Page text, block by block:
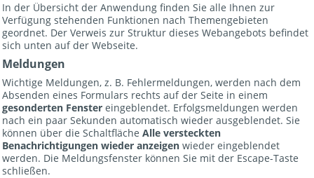
In der Übersicht der Anwendung finden Sie alle Ihnen zur
Verfügung stehenden Funktionen nach Themengebieten
geordnet. Der Verweis zur Struktur dieses Webangebots befindet
sich unten auf der Webseite.
Meldungen
Wichtige Meldungen, z. B. Fehlermeldungen, werden nach dem
Absenden eines Formulars rechts auf der Seite in einem
gesonderten Fenster eingeblendet. Erfolgsmeldungen werden
nach ein paar Sekunden automatisch wieder ausgeblendet. Sie
können über die Schaltfläche Alle versteckten
Benachrichtigungen wieder anzeigen wieder eingeblendet
werden. Die Meldungsfenster können Sie mit der Escape-Taste
schließen.